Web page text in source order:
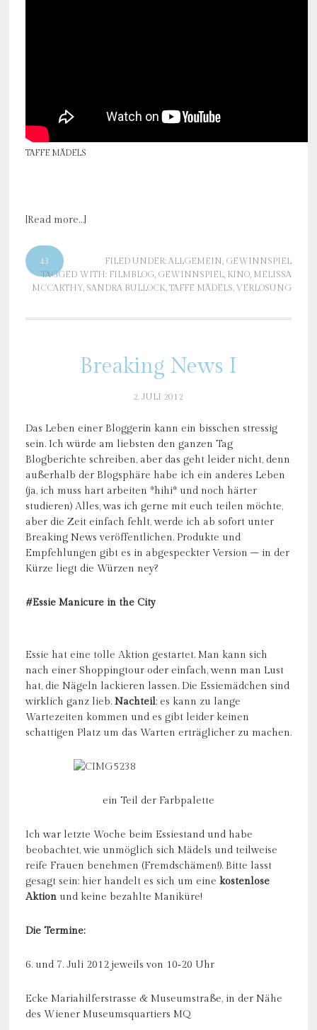
TAFFE MÄDELS
[Read more…]
43 FILED UNDER:ALLGEMEIN, GEWINNSPIEL
TAGGED WITH: FILMBLOG, GEWINNSPIEL, KINO, MELISSA
MCCARTHY, SANDRA BULLOCK,TAFFE MÄDELS,VERLOSUNG
Breaking News I
2. JULI 2012
Das Leben einer Bloggerin kann ein bisschen stressig
sein. Ich würde am liebsten den ganzen Tag
Blogberichte schreiben, aber das geht leider nicht, denn
außerhalb der Blogsphäre habe ich ein anderes Leben
(ja, ich muss hart arbeiten *hihi* und noch härter
studieren) Alles, was ich gerne mit euch teilen möchte,
aber die Zeit einfach fehlt, werde ich ab sofort unter
Breaking News veröffentlichen. Produkte und
Empfehlungen gibt es in abgespeckter Version – in der
Kürze liegt die Würzen ney?
#Essie Manicure in the City
Essie hat eine tolle Aktion gestartet. Man kann sich
nach einer Shoppingtour oder einfach, wenn man Lust
hat, die Nägeln lackieren lassen. Die Essiemädchen sind
wirklich ganz lieb. Nachteil: es kann zu lange
Wartezeiten kommen und es gibt leider keinen
schattigen Platz um das Warten erträglicher zu machen.
ein Teil der Farbpalette
Ich war letzte Woche beim Essiestand und habe
beobachtet, wie unmöglich sich Mädels und teilweise
reife Frauen benehmen (Fremdschämen!). Bitte lasst
gesagt sein: hier handelt es sich um eine kostenlose
Aktionund keine bezahlte Maniküre!
Die Termine:
6. und 7. Juli 2012 jeweils von 10‐20 Uhr
Ecke Mariahilferstrasse & Museumstraße, in der Nähe
des Wiener Museumsquartiers MQ